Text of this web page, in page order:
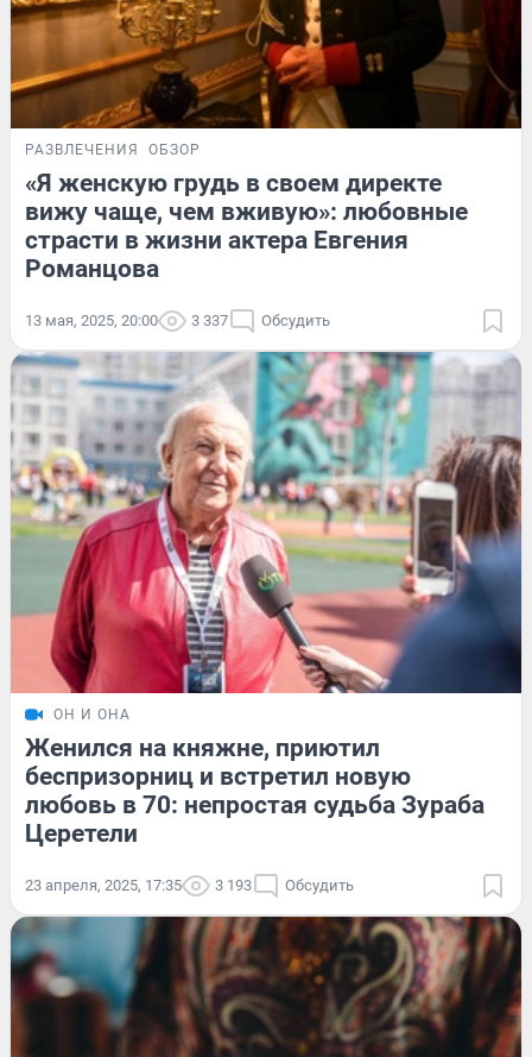
РАЗВЛЕЧЕНИЯ ОБЗОР
«Я женскую грудь в своем директе
вижу чаще, чем вживую»: любовные
страсти в жизни актера Евгения
Романцова
13 мая, 2025, 20:00 3 337 Обсудить
ОН И ОНА
Женился на княжне, приютил
беспризорниц и встретил новую
любовь в 70: непростая судьба Зураба
Церетели
23 апреля, 2025, 17:35 3 193 Обсудить